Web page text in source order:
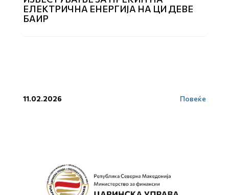
ЕЛЕКТРИЧНА ЕНЕРГИЈА НА ЦИ ДЕВЕ
БАИР
11.02.2026 Повеќе